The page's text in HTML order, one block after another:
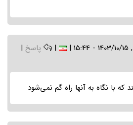
|
| پاسخ |
با نگاه به آنها راه گم نمی‌شود